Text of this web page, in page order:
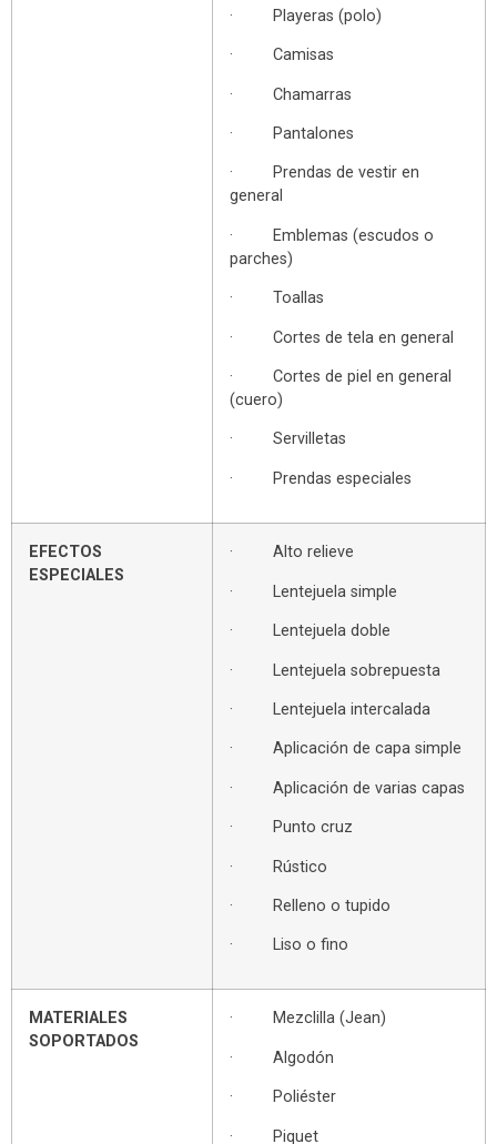
· Playeras (polo)
· Camisas
· Chamarras
· Pantalones
· Prendas de vestir en
general
· Emblemas (escudos o
parches)
· Toallas
· Cortes de tela en general
· Cortes de piel en general
(cuero)
· Servilletas
· Prendas especiales
EFECTOS
ESPECIALES
· Alto relieve
· Lentejuela simple
· Lentejuela doble
· Lentejuela sobrepuesta
· Lentejuela intercalada
· Aplicación de capa simple
· Aplicación de varias capas
· Punto cruz
· Rústico
· Relleno o tupido
· Liso o fino
MATERIALES
SOPORTADOS
· Mezclilla (Jean)
· Algodón
· Poliéster
· Piquet